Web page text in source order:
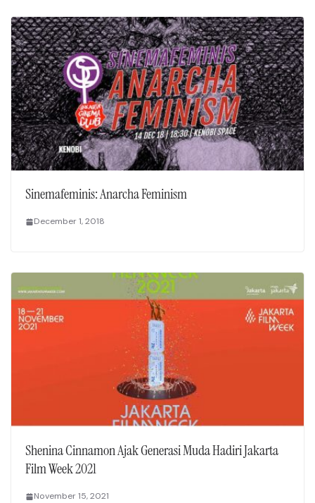
Sinemafeminis: Anarcha Feminism
December 1, 2018
Shenina Cinnamon Ajak Generasi Muda Hadiri Jakarta
Film Week 2021
November 15, 2021